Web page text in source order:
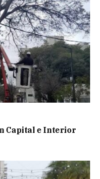
Capital e Interior